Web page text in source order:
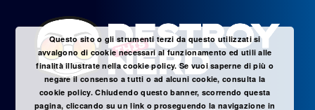
Questo sito o gli strumenti terzi da questo utilizzati si
avvalgono di cookie necessari al funzionamento ed utili alle
finalità illustrate nella cookie policy. Se vuoi saperne di più o
negare il consenso a tutti o ad alcuni cookie, consulta la
cookie policy. Chiudendo questo banner, scorrendo questa
pagina, cliccando su un link o proseguendo la navigazione in